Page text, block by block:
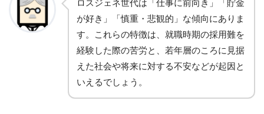
ロスジェネ世代は「仕事に前向き」「貯金
が好き」「慎重・悲観的」な傾向にありま
す。これらの特徴は、就職時期の採用難を
経験した際の苦労と、若年層のころに見据
えた社会や将来に対する不安などが起因と
いえるでしょう。